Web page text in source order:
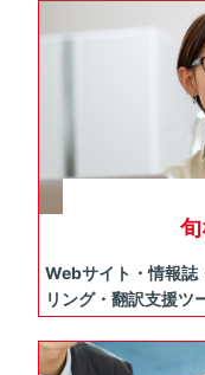
Webサイト・情報誌
リング・翻訳支援ツ